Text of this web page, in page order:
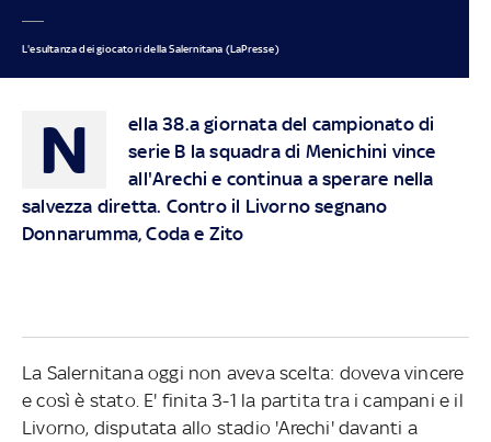
L'esultanza dei giocatori della Salernitana (LaPresse)
N
ella 38.a giornata del campionato di
serie B la squadra di Menichini vince
all'Arechi e continua a sperare nella
salvezza diretta. Contro il Livorno segnano
Donnarumma, Coda e Zito
La Salernitana oggi non aveva scelta: doveva vincere
e così è stato. E' finita 3-1 la partita tra i campani e il
Livorno, disputata allo stadio 'Arechi' davanti a